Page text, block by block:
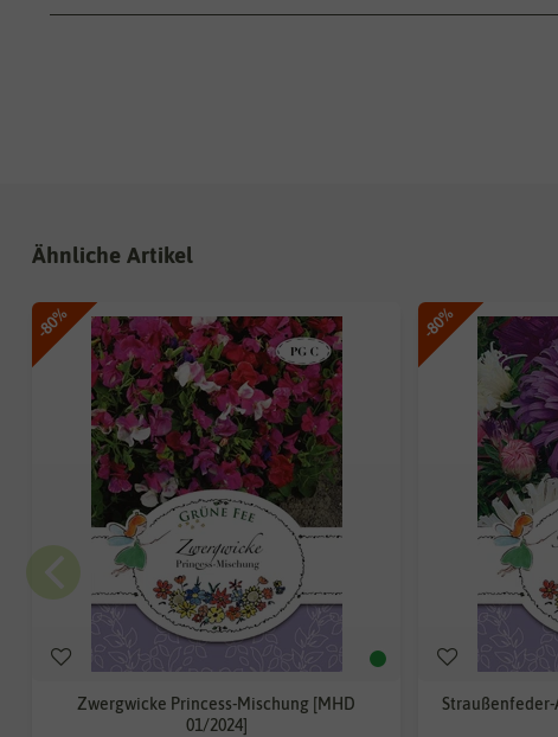
Ähnliche Artikel
-80%
Zwergwicke Princess-Mischung [MHD
01/2024]
-80%